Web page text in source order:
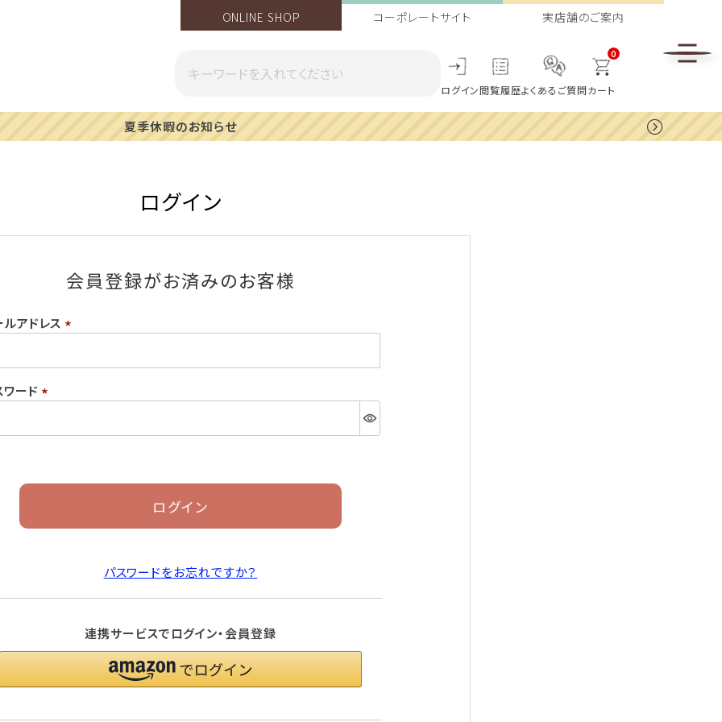
ONLINE SHOP コーポレートサイト 実店舗のご案内
ログイン閲覧履歴よくあるご質問
0
カート
夏季休暇のお知らせ
ログイン
会員登録がお済みのお客様
ルアドレス
須)
ワード
須)
ログイン
パスワードをお忘れですか？
連携サービスでログイン・会員登録